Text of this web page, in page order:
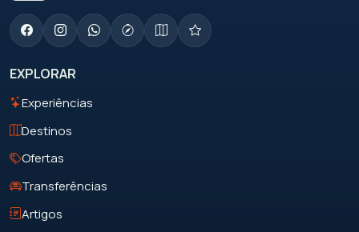
EXPLORAR
Experiências
Destinos
Ofertas
Transferências
Artigos